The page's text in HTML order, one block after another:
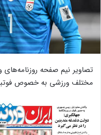
تصاویر نیم صفحه
مختلف ورزشی به خصوص